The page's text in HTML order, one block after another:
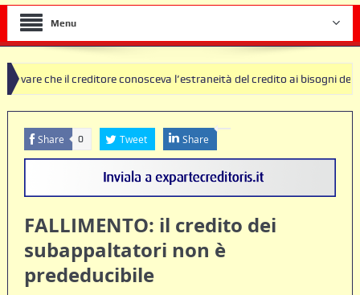
Menu
il creditore conosceva l’estraneità del credito ai bisogni della famiglia
nulle deve produrre il contratto di conto corrente
Share 0 Tweet Share
FALLIMENTO: il credito dei
subappaltatori non è
prededucibile